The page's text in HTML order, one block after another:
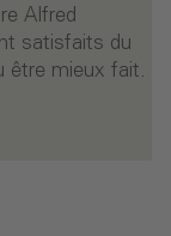
Alfred
satisfaits du
être mieux fait.